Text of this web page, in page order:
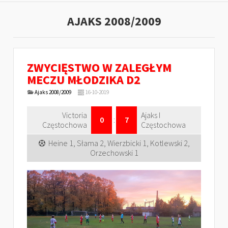
AJAKS 2008/2009
ZWYCIĘSTWO W ZALEGŁYM
MECZU MŁODZIKA D2
Ajaks 2008/2009 16-10-2019
Victoria
Częstochowa
0 : 7
Ajaks I
Częstochowa
Heine 1, Słama 2, Wierzbicki 1, Kotlewski 2,
Orzechowski 1